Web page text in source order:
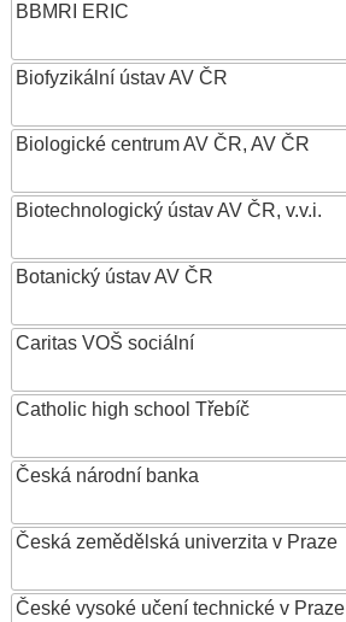
BBMRI ERIC
Biofyzikální ústav AV ČR
Biologické centrum AV ČR, AV ČR
Biotechnologický ústav AV ČR, v.v.i.
Botanický ústav AV ČR
Caritas VOŠ sociální
Catholic high school Třebíč
Česká národní banka
Česká zemědělská univerzita v Praze
České vysoké učení technické v Praze